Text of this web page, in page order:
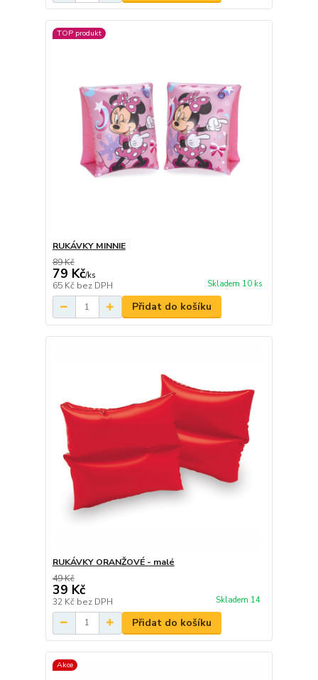
TOP produkt
RUKÁVKY MINNIE
89 Kč
79 Kč/ks
65 Kč bez DPH Skladem 10 ks
Přidat do košíku
RUKÁVKY ORANŽOVÉ - malé
49 Kč
39 Kč
32 Kč bez DPH Skladem 14
Přidat do košíku
Akce